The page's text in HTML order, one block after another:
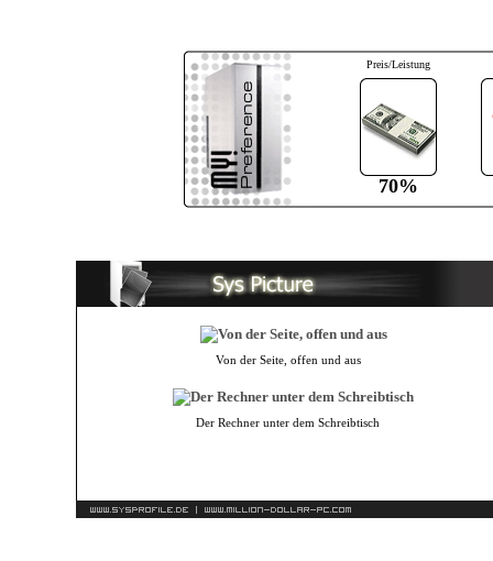
Preis/Leistung
70%
Von der Seite, offen und aus
Der Rechner unter dem Schreibtisch